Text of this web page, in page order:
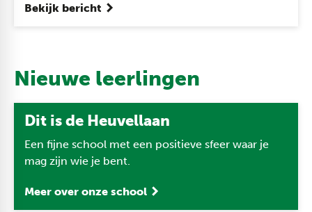
Bekijk bericht
Nieuwe leerlingen
Dit is de Heuvellaan
Een fijne school met een positieve sfeer waar je
mag zijn wie je bent.
Meer over onze school